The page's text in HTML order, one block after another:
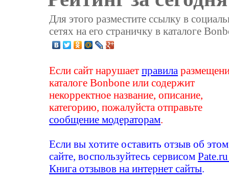
Для этого разместите ссылку в
сетях на его страничку в каталоге
Если сайт нарушаетправила
каталоге Bonbone или содержит
некорректное название, описание,
категорию, пожалуйста отправьте
сообщение модераторам
Если вы хотите оставить отзыв об этом
сайте, воспользуйтесь сервисом
Книга отзывов на интернет сайты